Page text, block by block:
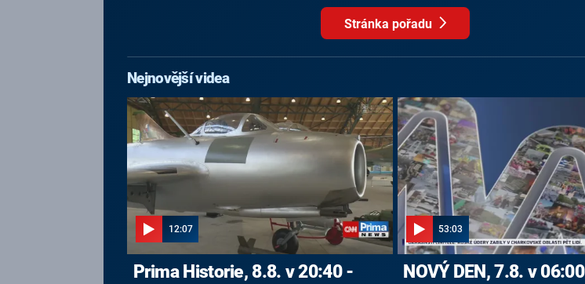
Stránka pořadu
Nejnovější videa
12:07
Prima Historie, 8.8. v 20:40 -
53:03
NOVÝ DEN, 7.8. v 06:00